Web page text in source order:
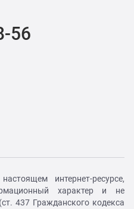
56
интернет-ресурсе,
характер и не
437 Гражданского кодекса